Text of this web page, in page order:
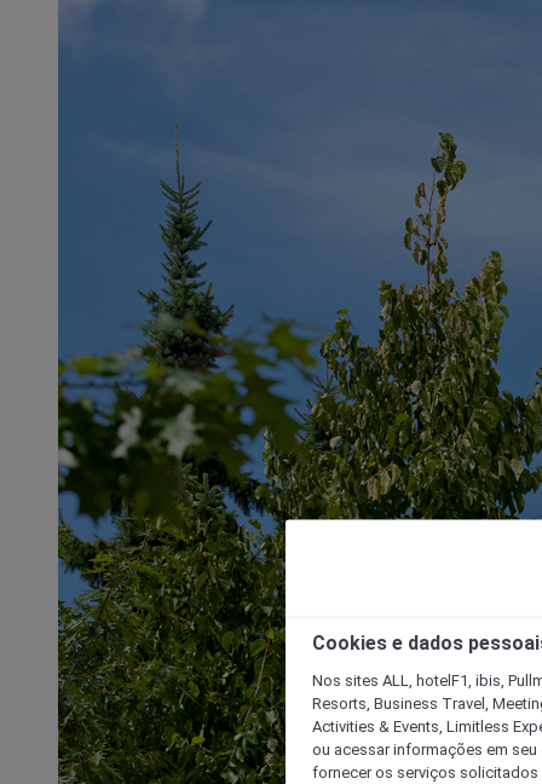
Cookies e dados
Nos sites ALL, hotelF1, ibis,
Resorts, Business Travel,
Activities & Events, Limitless
ou acessar informações em
fornecer os serviços solicitados